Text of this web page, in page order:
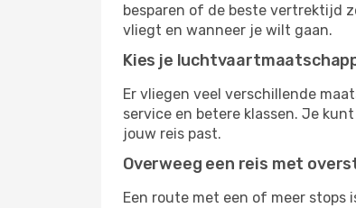
besparen of de beste vertrektijd
vliegt en wanneer je wilt gaan.
Kies je
Er vliegen veel verschillende
service en betere klassen. Je
jouw reis past.
Overweeg een reis met
Een route met een of meer stops